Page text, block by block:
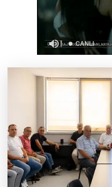
Gebze’nin
temaslar
Hakkari'de
kilo esrar ele